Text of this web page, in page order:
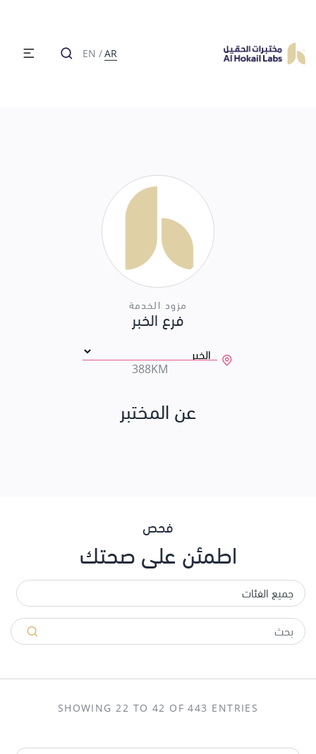
EN /AR
مزود الخدمة
فرع الخبر
388KM
عن المختبر
فحص
اطمئن على صحتك
SHOWING 22 TO 42 OF 443 ENTRIES